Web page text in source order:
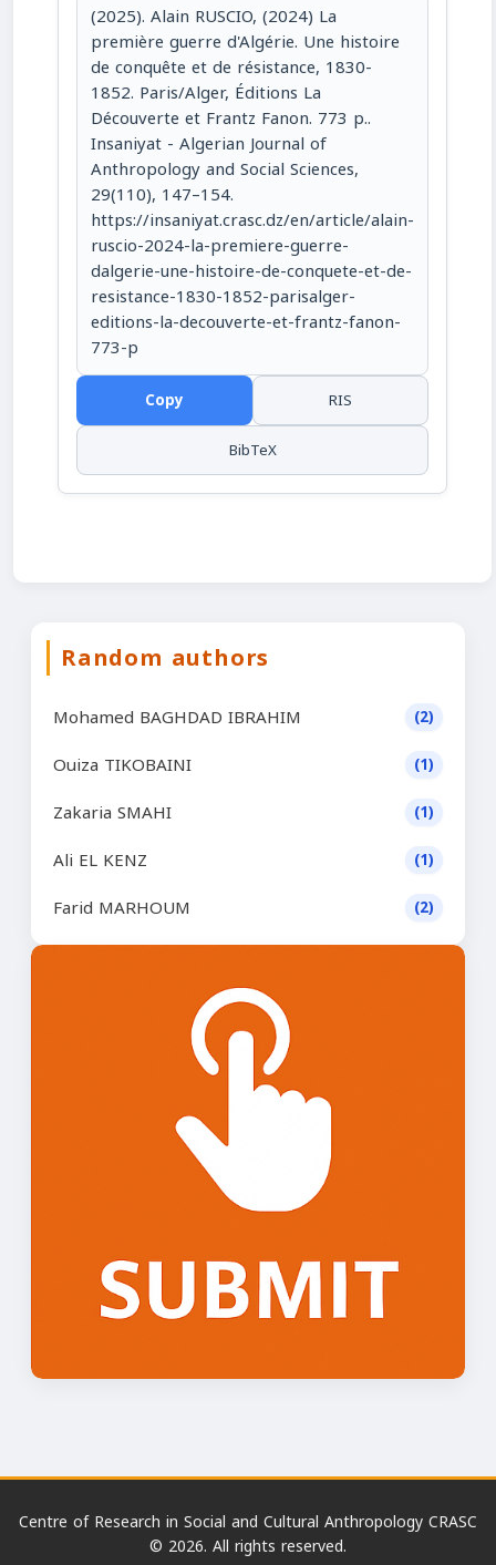
(2025). Alain RUSCIO, (2024) La
première guerre d'Algérie. Une histoire
de conquête et de résistance, 1830-
1852. Paris/Alger, Éditions La
Découverte et Frantz Fanon. 773 p..
Insaniyat - Algerian Journal of
Anthropology and Social Sciences,
29(110), 147–154.
https://insaniyat.crasc.dz/en/article/alain-
ruscio-2024-la-premiere-guerre-
dalgerie-une-histoire-de-conquete-et-de-
resistance-1830-1852-parisalger-
editions-la-decouverte-et-frantz-fanon-
773-p
Copy
RIS
BibTeX
Random authors
Mohamed BAGHDAD IBRAHIM (2)
Ouiza TIKOBAINI (1)
Zakaria SMAHI (1)
Ali EL KENZ (1)
Farid MARHOUM (2)
Centre of Research in Social and Cultural Anthropology CRASC
© 2026. All rights reserved.